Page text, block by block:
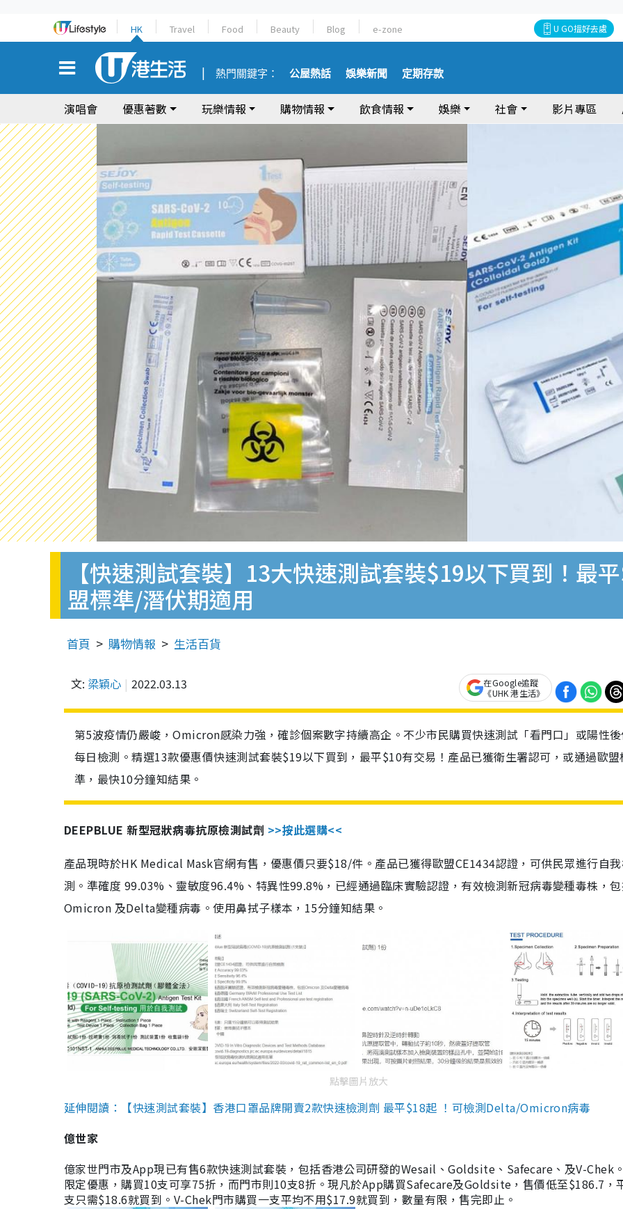
HK Travel Food Beauty Blog e-zone U GO搵好去處
熱門關鍵字： 公屋熱話 娛樂新聞 定期存款
演唱會 優惠著數 玩樂情報 購物情報 飲食情報 娛樂 社會 影片專區
【快速測試套裝】13大快速測試套裝$19以下買到！最
盟標準/潛伏期適用
首頁 購物情報 生活百貨
文: 梁穎心 2022.03.13
在Google追蹤
《UHK 港生活》
第5波疫情仍嚴峻，Omicron感染力強，確診個案數字持續高企。不少市民購買快速測試「看門口」或陽性
每日檢測。精選13款優惠價快速測試套裝$19以下買到，最平$10有交易！產品已獲衛生署認可，或通過歐盟
準，最快10分鐘知結果。
DEEPBLUE 新型冠狀病毒抗原檢測試劑 >>按此選購<<
產品現時於HK Medical Mask官網有售，優惠價只要$18/件。產品已獲得歐盟CE1434認證，可供民眾進行自
測。準確度 99.03%、靈敏度96.4%、特異性99.8%，已經通過臨床實驗認證，有效檢測新冠病毒變種毒株，
Omicron 及Delta變種病毒。使用鼻拭子樣本，15分鐘知結果。
點擊圖片放大
延伸閱讀：【快速測試套裝】香港口罩品牌開賣2款快速檢測劑 最平$18起 ！可檢測Delta/Omicron病毒
億世家
億家世門市及App現已有售6款快速測試套裝，包括香港公司研發的Wesail、Goldsite、Safecare、及V-Chek
限定優惠，購買10支可享75折，而門市則10支8折。現凡於App購買Safecare及Goldsite，售價低至$186.7，
支只需$18.6就買到。V-Chek門市購買一支平均不用$17.9就買到，數量有限，售完即止。